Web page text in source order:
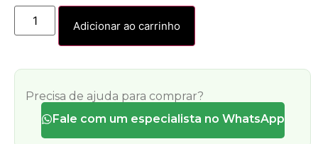
Adicionar ao carrinho
Precisa de ajuda para comprar?
Fale com um especialista no WhatsApp